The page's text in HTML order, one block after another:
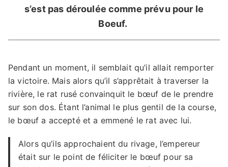
s’est pas déroulée comme prévu pour le
Boeuf.
Pendant un moment, il semblait qu’il allait remporter
la victoire. Mais alors qu’il s’apprêtait à traverser la
rivière, le rat rusé convainquit le bœuf de le prendre
sur son dos. Étant l’animal le plus gentil de la course,
le bœuf a accepté et a emmené le rat avec lui.
Alors qu’ils approchaient du rivage, l’empereur
était sur le point de féliciter le bœuf pour sa